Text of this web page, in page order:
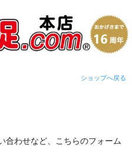
ショップへ戻る
合わせなど、こちらのフォーム